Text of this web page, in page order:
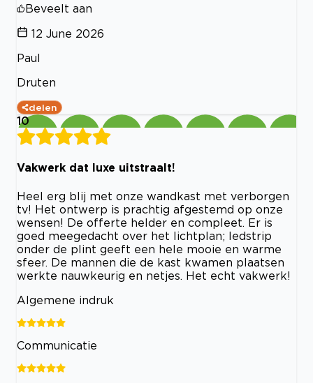
Beveelt aan
12 June 2026
Paul
Druten
delen
10
Vakwerk dat luxe uitstraalt!
Heel erg blij met onze wandkast met verborgen
tv! Het ontwerp is prachtig afgestemd op onze
wensen! De offerte helder en compleet. Er is
goed meegedacht over het lichtplan; ledstrip
onder de plint geeft een hele mooie en warme
sfeer. De mannen die de kast kwamen plaatsen
werkte nauwkeurig en netjes. Het echt vakwerk!
Algemene indruk
Communicatie